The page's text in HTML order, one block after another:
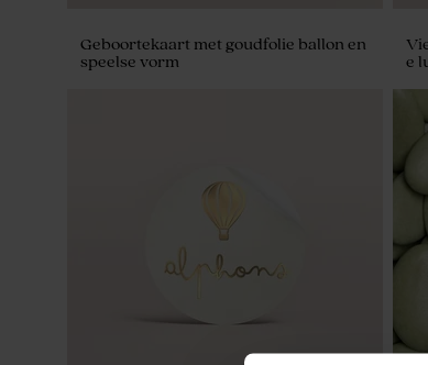
Geboortekaart met goudfolie ballon en
speelse vorm
e